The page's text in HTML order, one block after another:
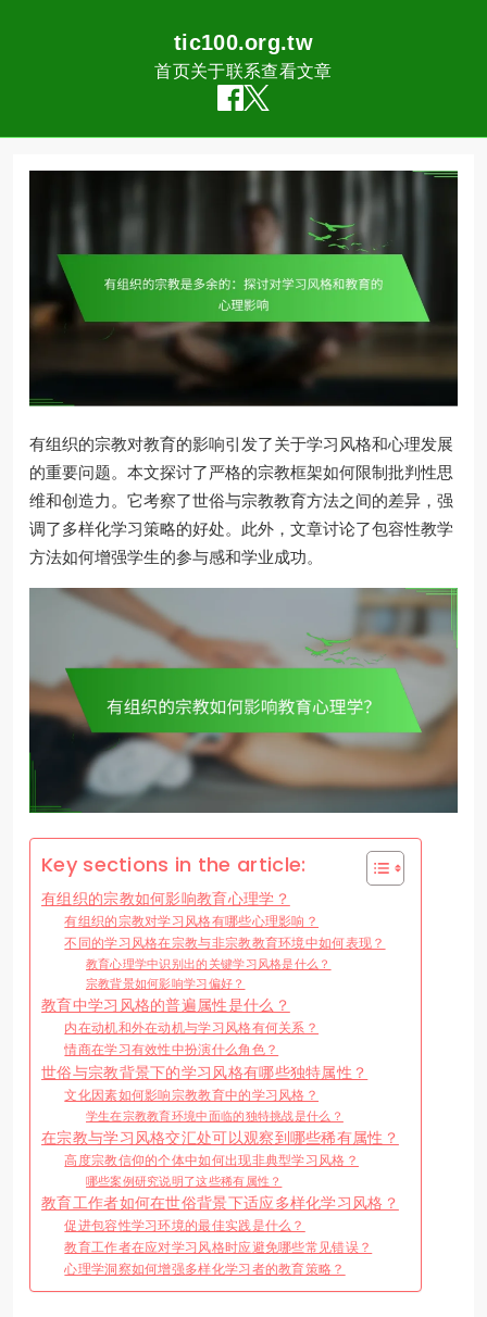
tic100.org.tw
首页关于联系查看文章
有组织的宗教对教育的影响引发了关于学习风格和心理发展
的重要问题。本文探讨了严格的宗教框架如何限制批判性思
维和创造力。它考察了世俗与宗教教育方法之间的差异，强
调了多样化学习策略的好处。此外，文章讨论了包容性教学
方法如何增强学生的参与感和学业成功。
Key sections in the article:
有组织的宗教如何影响教育心理学？
有组织的宗教对学习风格有哪些心理影响？
不同的学习风格在宗教与非宗教教育环境中如何表现？
教育心理学中识别出的关键学习风格是什么？
宗教背景如何影响学习偏好？
教育中学习风格的普遍属性是什么？
内在动机和外在动机与学习风格有何关系？
情商在学习有效性中扮演什么角色？
世俗与宗教背景下的学习风格有哪些独特属性？
文化因素如何影响宗教教育中的学习风格？
学生在宗教教育环境中面临的独特挑战是什么？
在宗教与学习风格交汇处可以观察到哪些稀有属性？
高度宗教信仰的个体中如何出现非典型学习风格？
哪些案例研究说明了这些稀有属性？
教育工作者如何在世俗背景下适应多样化学习风格？
促进包容性学习环境的最佳实践是什么？
教育工作者在应对学习风格时应避免哪些常见错误？
心理学洞察如何增强多样化学习者的教育策略？